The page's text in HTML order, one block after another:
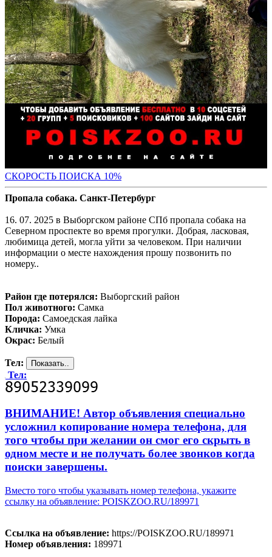
СКОРОСТЬ ПОИСКА 10%
Пропала собака. Санкт-Петербург
16. 07. 2025 в Выборгском районе СПб пропала собака на
Северном проспекте во время прогулки. Добрая, ласковая,
любимица детей, могла уйти за человеком. При наличии
информации о месте нахождения прошу позвонить по
номеру..
Район где потерялся: Выборгский район
Пол животного: Самка
Порода: Самоедская лайка
Кличка: Умка
Окрас: Белый
Тел:
Тел:
ВНИМАНИЕ! Автор объявления специально
усложнил копирование номера телефона, для
того чтобы при желании он смог его скрыть в
одном месте и не получать более звонков когда
поиски завершены.
Вместо того чтобы указывать номер телефона, укажите
ссылку на объявление: POISKZOO.RU/189971
Ссылка на объявление: https://POISKZOO.RU/189971
Номер объявления: 189971